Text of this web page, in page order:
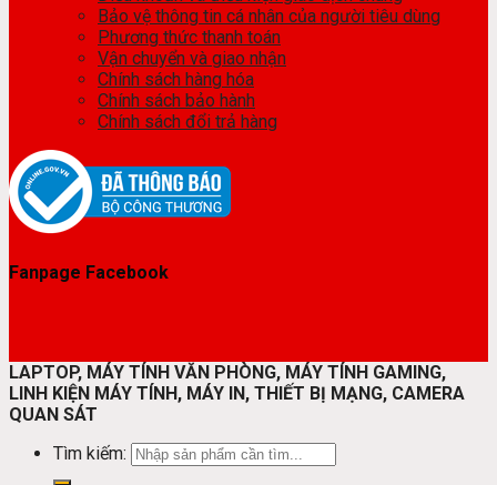
Bảo vệ thông tin cá nhân của người tiêu dùng
Phương thức thanh toán
Vận chuyển và giao nhận
Chính sách hàng hóa
Chính sách bảo hành
Chính sách đổi trả hàng
Fanpage Facebook
LAPTOP, MÁY TÍNH VĂN PHÒNG, MÁY TÍNH GAMING,
LINH KIỆN MÁY TÍNH, MÁY IN, THIẾT BỊ MẠNG, CAMERA
QUAN SÁT
Tìm kiếm: